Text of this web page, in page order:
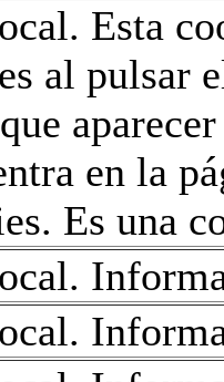
Esta
al pulsar
en la
Es una